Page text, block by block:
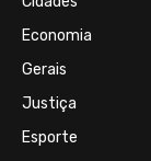
Economia
Gerais
Justiça
Esporte